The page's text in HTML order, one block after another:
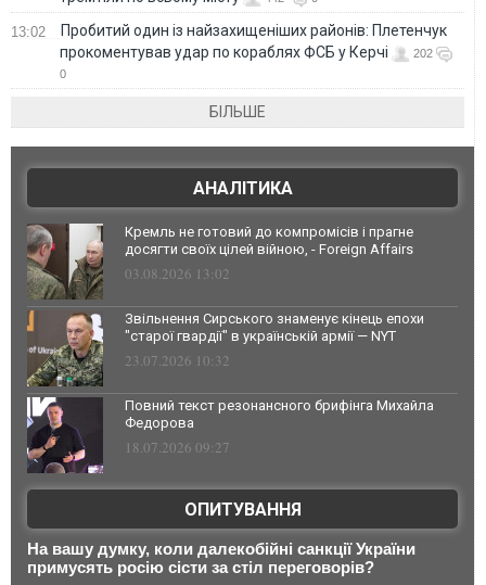
13:02
Пробитий один із найзахищеніших районів: Плетенчук
прокоментував удар по кораблях ФСБ у Керчі
202
0
БІЛЬШЕ
АНАЛІТИКА
Кремль не готовий до компромісів і прагне
досягти своїх цілей війною, - Foreign Affairs
03.08.2026 13:02
Звільнення Сирського знаменує кінець епохи
"старої гвардії" в українській армії — NYT
23.07.2026 10:32
Повний текст резонансного брифінга Михайла
Федорова
18.07.2026 09:27
ОПИТУВАННЯ
На вашу думку, коли далекобійні санкції України
примусять росію сісти за стіл переговорів?